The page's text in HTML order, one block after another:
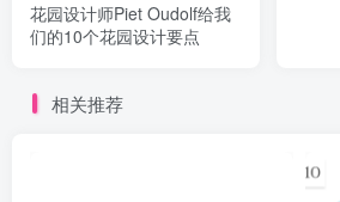
花园设计师Piet Oudolf给我
们的10个花园设计要点
相关推荐